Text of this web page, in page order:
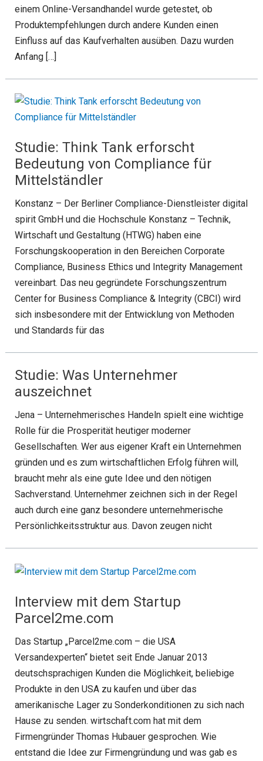
einem Online-Versandhandel wurde getestet, ob
Produktempfehlungen durch andere Kunden einen
Einfluss auf das Kaufverhalten ausüben. Dazu wurden
Anfang […]
Studie: Think Tank erforscht
Bedeutung von Compliance für
Mittelständler
Konstanz – Der Berliner Compliance-Dienstleister digital
spirit GmbH und die Hochschule Konstanz – Technik,
Wirtschaft und Gestaltung (HTWG) haben eine
Forschungskooperation in den Bereichen Corporate
Compliance, Business Ethics und Integrity Management
vereinbart. Das neu gegründete Forschungszentrum
Center for Business Compliance & Integrity (CBCI) wird
sich insbesondere mit der Entwicklung von Methoden
und Standards für das
Studie: Was Unternehmer
auszeichnet
Jena – Unternehmerisches Handeln spielt eine wichtige
Rolle für die Prosperität heutiger moderner
Gesellschaften. Wer aus eigener Kraft ein Unternehmen
gründen und es zum wirtschaftlichen Erfolg führen will,
braucht mehr als eine gute Idee und den nötigen
Sachverstand. Unternehmer zeichnen sich in der Regel
auch durch eine ganz besondere unternehmerische
Persönlichkeitsstruktur aus. Davon zeugen nicht
Interview mit dem Startup
Parcel2me.com
Das Startup „Parcel2me.com – die USA
Versandexperten“ bietet seit Ende Januar 2013
deutschsprachigen Kunden die Möglichkeit, beliebige
Produkte in den USA zu kaufen und über das
amerikanische Lager zu Sonderkonditionen zu sich nach
Hause zu senden. wirtschaft.com hat mit dem
Firmengründer Thomas Hubauer gesprochen. Wie
entstand die Idee zur Firmengründung und was gab es